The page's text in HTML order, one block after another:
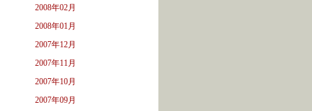
2008年02月
2008年01月
2007年12月
2007年11月
2007年10月
2007年09月